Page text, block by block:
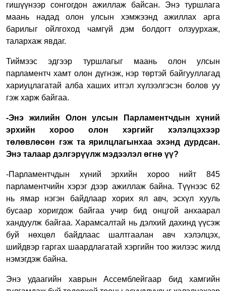
гишүүнээр сонгогдон ажиллаж байсан. Энэ туршлага
маань надад олон улсын хэмжээнд ажиллах арга
барилыг ойлгоход чамгүй дэм болдогт олзуурхаж,
талархаж явдаг.
Тиймээс эдгээр туршлагыг маань олон улсын
парламентч хамт олон дүгнэж, нэр төртэй байгууллагад
хариуцлагатай алба хаших итгэл хүлээлгэсэн болов уу
гэж харж байгаа.
-Энэ жилийн Олон улсын Парламентчдын хүний
эрхийн хороо олон хэргийг хэлэлцэхээр
төлөвлөсөн гэж та ярилцлагынхаа эхэнд дурдсан.
Энэ талаар дэлгэрүүлж мэдээлэл өгнө үү?
-Парламентчдын хүний эрхийн хороо нийт 845
парламентчийн хэрэг дээр ажиллаж байна. Түүнээс 62
нь ямар нэгэн байдлаар хорих ял авч, эсхүл хууль
бусаар хоригдож байгаа учир бид онцгой анхаарал
хандуулж байгаа. Харамсалтай нь дэлхий дахинд үүсэж
буй нөхцөл байдлаас шалтгаалан авч хэлэлцэх,
шийдвэр гаргах шаардлагатай хэргийн тоо жилээс жилд
нэмэгдэж байна.
Энэ удаагийн хаврын Ассемблейгаар бид хамгийн